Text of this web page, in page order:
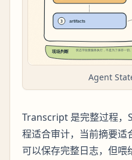
Agent
Transcript 是完整过程，
程适合审计，当前摘要
可以保存完整日志，但